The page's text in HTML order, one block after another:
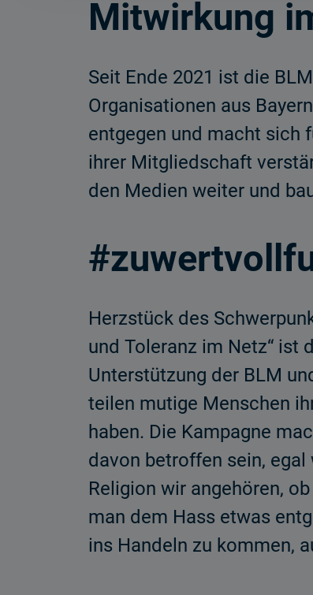
Mitwirkung
Seit Ende 2021 ist die
Organisationen aus
entgegen und macht sich
ihrer Mitgliedschaft
den Medien weiter und
Herzstück des
und Toleranz im Netz“ ist
Unterstützung der BLM
teilen mutige Menschen
haben. Die Kampagne
davon betroffen sein,
Religion wir angehören,
man dem Hass etwas
ins Handeln zu kommen,